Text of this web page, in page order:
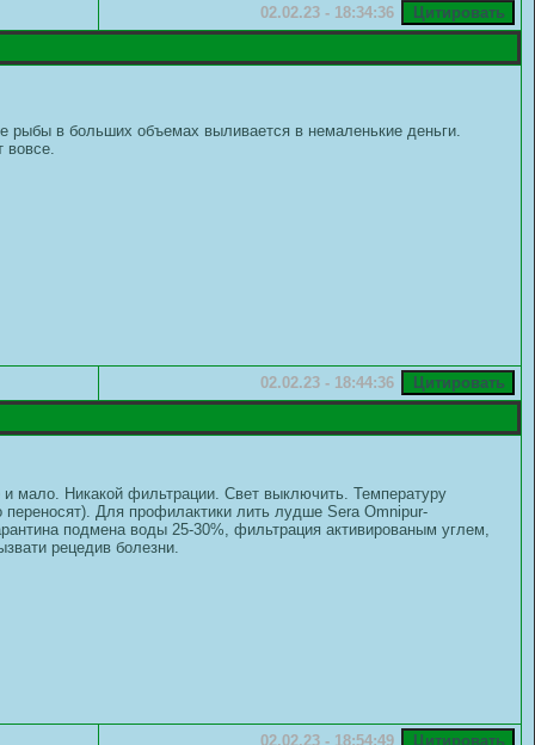
02.02.23 - 18:34:36
рыбы в больших объемах выливается в немаленькие деньги.
02.02.23 - 18:44:36
мало. Никакой фильтрации. Свет выключить. Температуру
Для профилактики лить лудше Sera Omnipur-
подмена воды 25-30%, фильтрация активированым углем,
рецедив болезни.
02.02.23 - 18:54:49